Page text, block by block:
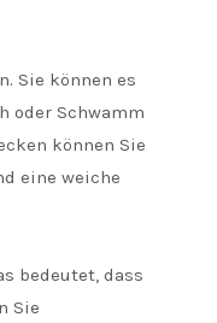
Sie können es
oder Schwamm
können Sie
eine weiche
bedeutet, dass
Sie